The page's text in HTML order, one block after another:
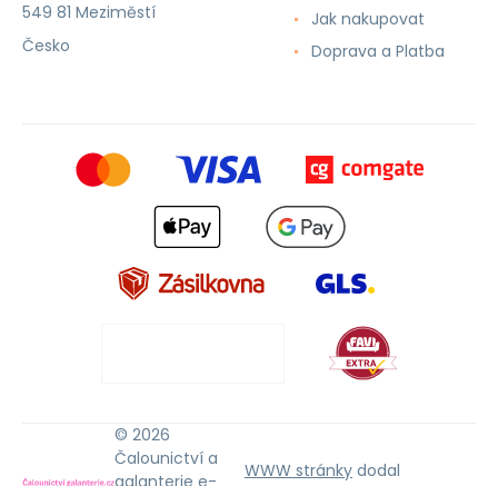
549 81 Meziměstí
Česko
Jak nakupovat
Doprava a Platba
© 2026
Čalounictví a
WWW stránky dodal